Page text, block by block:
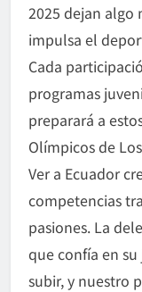
2025 dejan algo
impulsa el
Cada
programas
preparará a
Olímpicos de
Ver a Ecuador
competencias
pasiones. La
que confía en
subir, y nuestro